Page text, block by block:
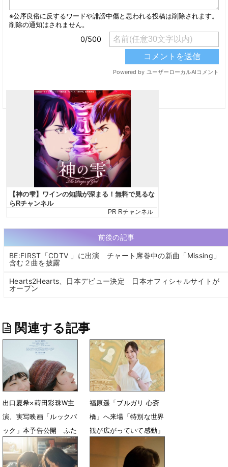
前後の記事
BE:FIRST「CDTV 」に出演 チャート席巻中の新曲「Missing」
含む２曲を披露
Hearts2Hearts、日本デビュー決定 日本オフィシャルサイトが
オープン
関連する記事
出口夏希×蒔田彩珠W主
演、実写映画「ルックバ
ック」本予告公開 ふた
りを取り巻く新キャスト
６人を発表
福原遥「ブルガリ 心斎
橋」へ来場「特別な世界
観が広がっていて感動」
6月15日 14時48分